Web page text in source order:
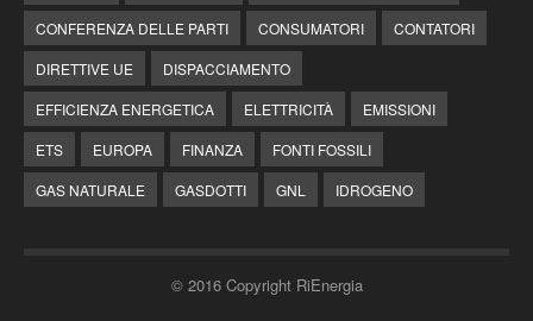
CONFERENZA DELLE PARTI
CONSUMATORI
CONTATORI
DIRETTIVE UE
DISPACCIAMENTO
EFFICIENZA ENERGETICA
ELETTRICITÀ
EMISSIONI
ETS
EUROPA FINANZA
FONTI FOSSILI
GAS NATURALE
GASDOTTI GNL IDROGENO
© 2016 Copyright RiEnergia